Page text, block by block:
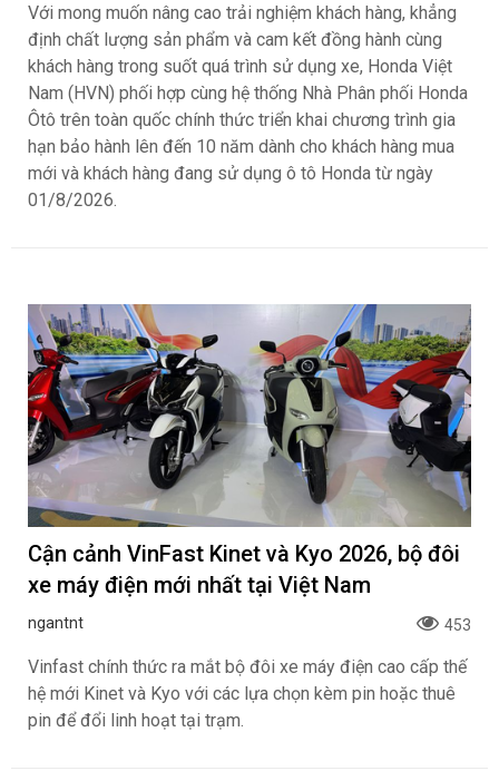
Với mong muốn nâng cao trải nghiệm khách hàng, khẳng
định chất lượng sản phẩm và cam kết đồng hành cùng
khách hàng trong suốt quá trình sử dụng xe, Honda Việt
Nam (HVN) phối hợp cùng hệ thống Nhà Phân phối Honda
Ôtô trên toàn quốc chính thức triển khai chương trình gia
hạn bảo hành lên đến 10 năm dành cho khách hàng mua
mới và khách hàng đang sử dụng ô tô Honda từ ngày
01/8/2026.
Cận cảnh VinFast Kinet và Kyo 2026, bộ đôi
xe máy điện mới nhất tại Việt Nam
ngantnt 453
Vinfast chính thức ra mắt bộ đôi xe máy điện cao cấp thế
hệ mới Kinet và Kyo với các lựa chọn kèm pin hoặc thuê
pin để đổi linh hoạt tại trạm.